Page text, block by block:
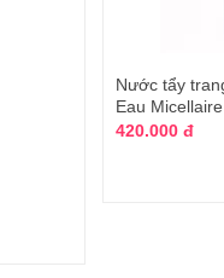
Nước tẩy
Eau
420.000 đ